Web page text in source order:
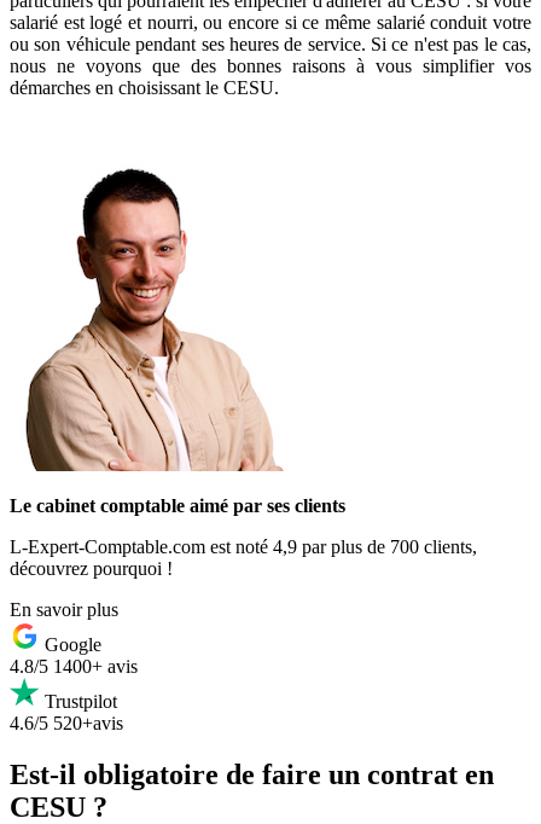
salarié est logé et nourri, ou encore si ce même salarié conduit votre
ou son véhicule pendant ses heures de service. Si ce n'est pas le cas,
nous ne voyons que des bonnes raisons à vous simplifier vos
démarches en choisissant le CESU.
Le cabinet comptable aimé par ses clients
L-Expert-Comptable.com est noté 4,9 par plus de 700 clients,
découvrez pourquoi !
En savoir plus
Google
4.8/5 1400+ avis
Trustpilot
4.6/5 520+avis
Est-il obligatoire de faire un contrat en
CESU ?